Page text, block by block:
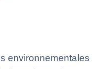
environnementales